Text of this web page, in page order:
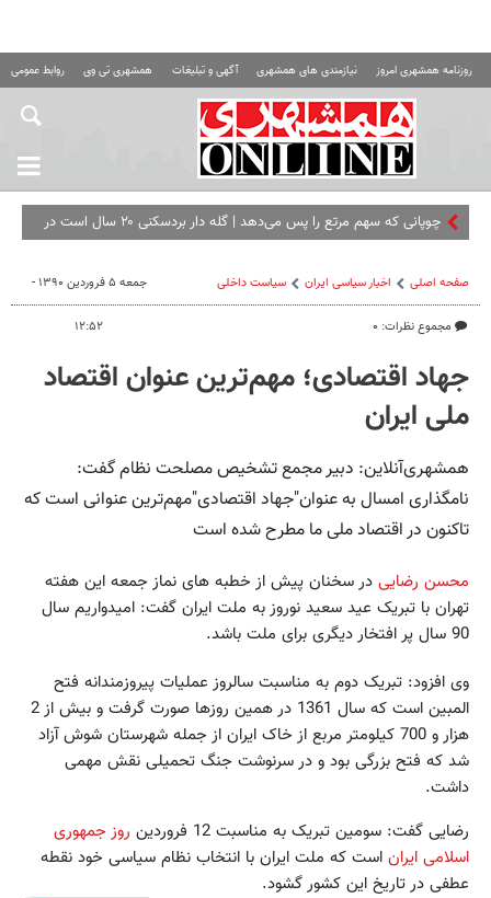
روزنامه همشهری امروز نیازمندی های همشهری آگهی و تبلیغات همشهری تی وی روابط عمومی
چوپانی که سهم مرتع را پس می‌دهد | گله ‌دار بردسکنی ۲۰ سال است در
صفحه اصلی اخبار سیاسی ایران سیاست داخلی
مجموع نظرات: ۰
جمعه ۵ فروردین ۱۳۹۰ -
۱۲:۵۲
جهاد اقتصادی؛ مهم‌ترین عنوان اقتصاد
ملی ایران
همشهری‌آنلاین: دبیر مجمع تشخیص مصلحت نظام گفت:
نامگذاری امسال به عنوان"جهاد اقتصادی"مهم‌ترین عنوانی است که
تاکنون در اقتصاد ملی ما مطرح شده است
محسن رضایی در سخنان پیش از خطبه های نماز جمعه این هفته
تهران با تبریک عید سعید نوروز به ملت ایران گفت: امیدواریم سال
90 سال پر افتخار دیگری برای ملت باشد.
وی افزود: تبریک دوم به مناسبت سالروز عملیات پیروزمندانه فتح
المبین است که سال 1361 در همین روزها صورت گرفت و بیش از 2
هزار و 700 کیلومتر مربع از خاک ایران از جمله شهرستان شوش آزاد
شد که فتح بزرگی بود و در سرنوشت جنگ تحمیلی نقش مهمی
داشت.
رضایی گفت: سومین تبریک به مناسبت 12 فروردین
روز جمهوری
اسلامی ایران است که ملت ایران با انتخاب نظام سیاسی خود نقطه
عطفی در تاریخ این کشور گشود.